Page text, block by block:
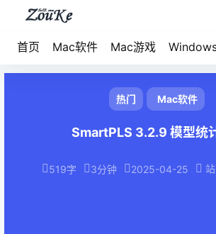
首页 Mac软件 Mac游戏
热门 Mac软件
SmartPLS 3.2.9 模型统
519字 3分钟 2025-04-25